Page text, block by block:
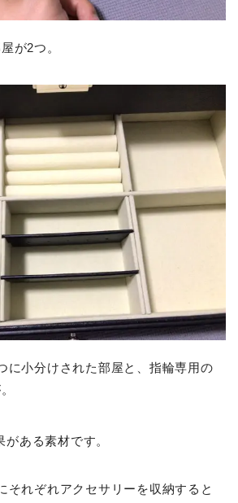
が2つ。
に小分けされた部屋と、指輪専用の
がある素材です。
それぞれアクセサリーを収納すると